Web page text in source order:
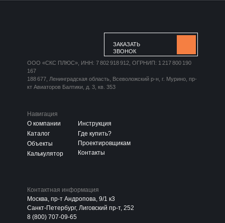
Навигация
О компании
Каталог
Объекты
Калькулятор
Инструкция
Где купить?
Проектировщикам
Контакты
Контактная информация
Москва, пр-т Андропова, 9/1 к3
Санкт-Петербург, Лиговский пр-т, 252
8 (800) 707-09-65
ЗАКАЗАТЬ
ЗВОНОК
ООО «СКС ПЛЮС», ИНН: 7 802 918 912, ОГРНИП: 1 217 800 190
167
188 677, Ленинградская область, Всеволожский р-н, г. Мурино, пр-
кт Авиаторов Балтики, д. 3, кв. 353